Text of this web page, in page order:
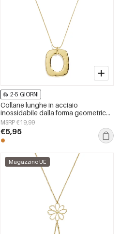
2-5 GIORNI
Collane lunghe in acciaio
inossidabile dalla forma geometrica,
semplici, della serie Simple, perfette
per tutti i giorni. Gioielli da donna.
MSRP €19,99
€5,95
Magazzino UE